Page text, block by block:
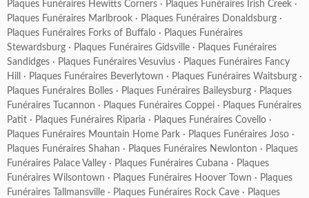
Plaques Funéraires Hewitts Corners · Plaques Funéraires Irish Creek ·
Plaques Funéraires Marlbrook · Plaques Funéraires Donaldsburg ·
Plaques Funéraires Forks of Buffalo · Plaques Funéraires
Stewardsburg · Plaques Funéraires Gidsville · Plaques Funéraires
Sandidges · Plaques Funéraires Vesuvius · Plaques Funéraires Fancy
Hill
· Plaques Funéraires Beverlytown · Plaques Funéraires Waitsburg ·
Plaques Funéraires Bolles · Plaques Funéraires Baileysburg · Plaques
Funéraires Tucannon · Plaques Funéraires Coppei · Plaques Funéraires
Patit · Plaques Funéraires Riparia · Plaques Funéraires Covello ·
Plaques Funéraires Mountain Home Park · Plaques Funéraires Joso ·
Plaques Funéraires Shahan · Plaques Funéraires Newlonton · Plaques
Funéraires Palace Valley · Plaques Funéraires Cubana · Plaques
Funéraires Wilsontown · Plaques Funéraires Hoover Town · Plaques
Funéraires Tallmansville · Plaques Funéraires Rock Cave · Plaques